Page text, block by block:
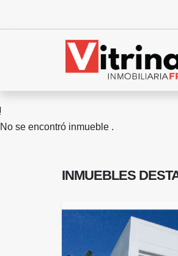
No se encontró inmueble .
INMUEBLES